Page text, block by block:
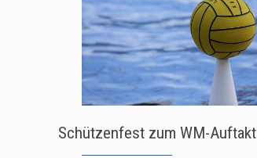
Schützenfest zum WM-Auftakt